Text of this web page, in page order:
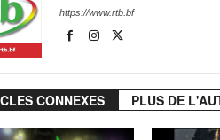
https://www.rtb.bf
CONNEXES PLUS DE